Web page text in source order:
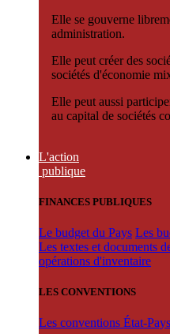
Elle se gouverne
administration.
Elle peut créer des
sociétés d'économie
Elle peut aussi
au capital de sociétés
L'action
publique
FINANCES PUBLIQUES
Le budget du Pays Les
Les textes et documents
opérations d'inventaire
LES CONVENTIONS
Les conventions État-Pays